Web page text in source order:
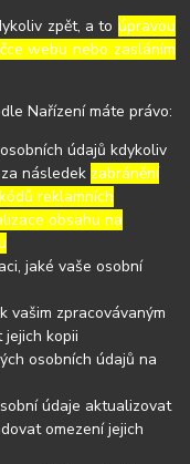
zpět, a to úpravou
webu nebo zasláním
Nařízení máte právo:
údajů kdykoliv
následek zabránění
reklamních
obsahu na
jaké vaše osobní
vašim zpracovávaným
jejich kopii
osobních údajů na
údaje aktualizovat
omezení jejich